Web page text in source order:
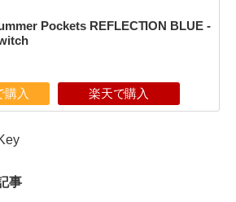
Pockets REFLECTION BLUE -
購入 楽天で購入
事